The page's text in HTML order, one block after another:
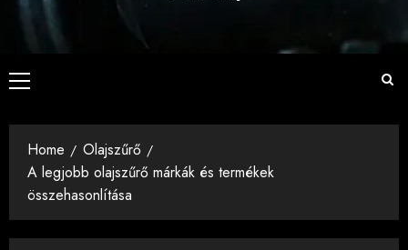
Primary
Home
Olajszűrő
A legjobb olajszűrő márkák és termékek
összehasonlítása